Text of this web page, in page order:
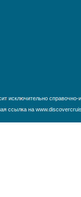
исключительно
ссылка на